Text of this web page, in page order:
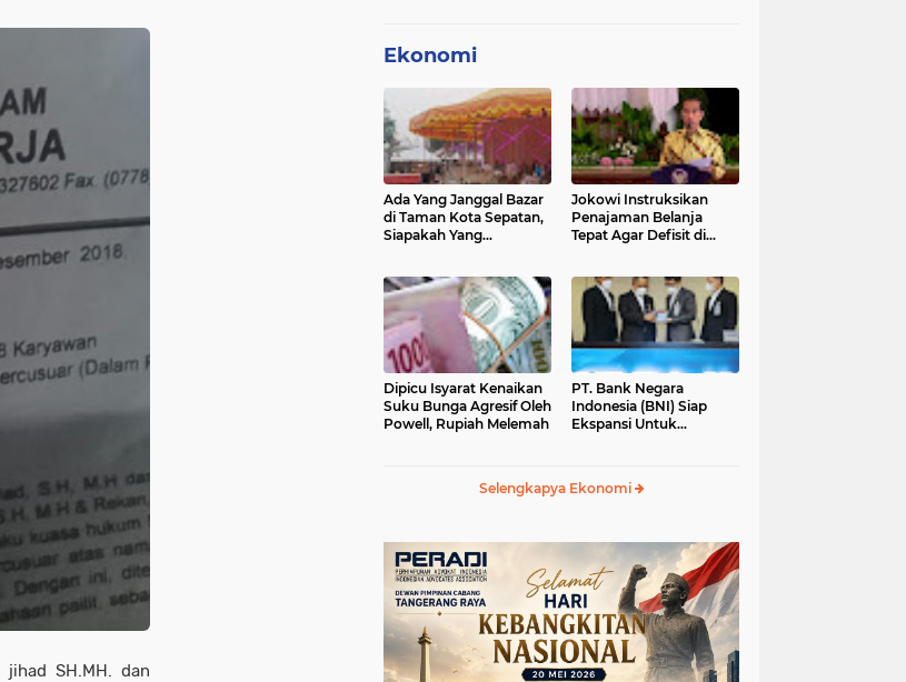
SH.MH. dan
Ekonomi
Ada Yang Janggal Bazar
di Taman Kota Sepatan,
Siapakah Yang
Jokowi Instruksikan
Penajaman Belanja
Tepat Agar Defisit di
Dipicu Isyarat Kenaikan
Suku Bunga Agresif Oleh
Powell, Rupiah Melemah
PT. Bank Negara
Indonesia (BNI) Siap
Ekspansi Untuk
Selengkapya Ekonomi